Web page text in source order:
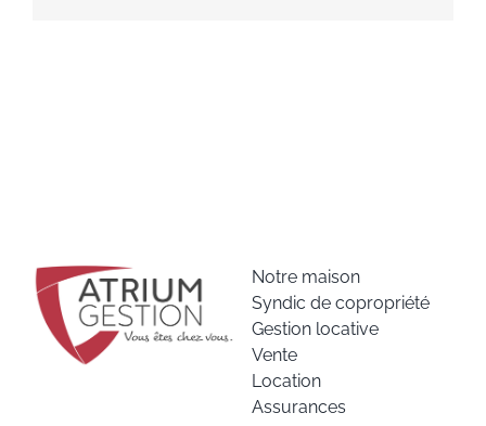
Notre maison
Syndic de copropriété
Gestion locative
Vente
Location
Assurances